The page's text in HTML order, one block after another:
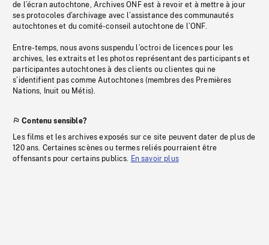
de l’écran autochtone, Archives ONF est à revoir et à mettre à jour
ses protocoles d’archivage avec l’assistance des communautés
autochtones et du comité-conseil autochtone de l’ONF.
Entre-temps, nous avons suspendu l’octroi de licences pour les
archives, les extraits et les photos représentant des participants et
participantes autochtones à des clients ou clientes qui ne
s’identifient pas comme Autochtones (membres des Premières
Nations, Inuit ou Métis).
Contenu sensible?
Les films et les archives exposés sur ce site peuvent dater de plus de
120 ans. Certaines scènes ou termes reliés pourraient être
offensants pour certains publics. En savoir plus